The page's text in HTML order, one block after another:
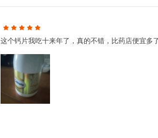
这个钙片我吃十来年了，真的不错，比药店便宜多